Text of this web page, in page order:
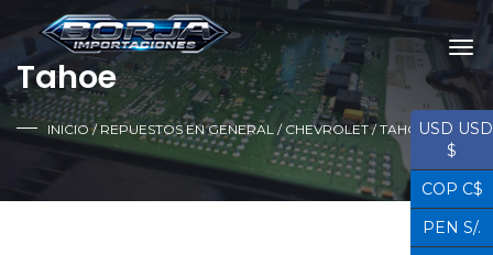
Tahoe
INICIO/REPUESTOS EN GENERAL / CHEVROLET/ TAHOEUSD USD
$
COP C$
PEN S/.